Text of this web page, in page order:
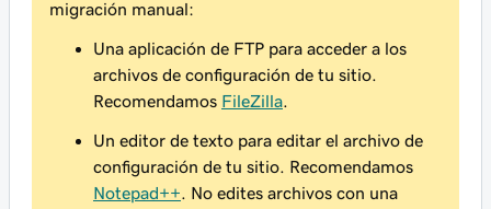
migración manual:
Una aplicación de FTP para acceder a los
archivos de configuración de tu sitio.
Recomendamos FileZilla
Un editor de texto para editar el archivo de
configuración de tu sitio. Recomendamos
Notepad++ . No edites archivos con una